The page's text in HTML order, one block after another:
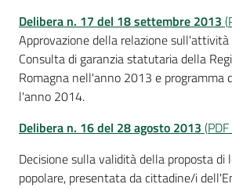
Delibera n. 17 del 18 settembre 2013 (
Approvazione della relazione
Consulta di garanzia statutaria della
Romagna nell'anno 2013 e programma
l'anno 2014.
Delibera n. 16 del 28 agosto 2013 (PDF
Decisione sulla validità della proposta di
popolare, presentata da cittadine/i